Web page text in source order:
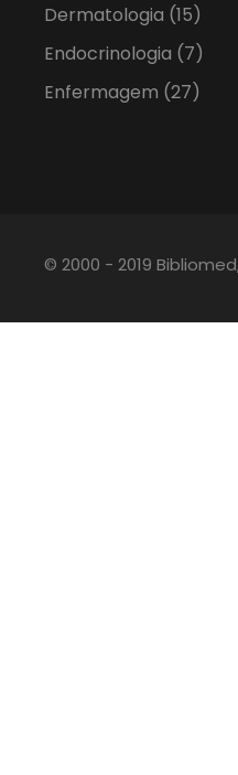
Dermatologia (15)
Endocrinologia (7)
Enfermagem (27)
© 2000 - 2019